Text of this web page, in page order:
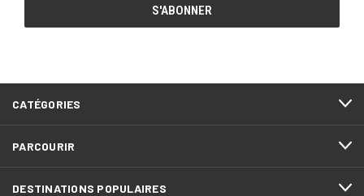
CATÉGORIES
PARCOURIR
DESTINATIONS POPULAIRES